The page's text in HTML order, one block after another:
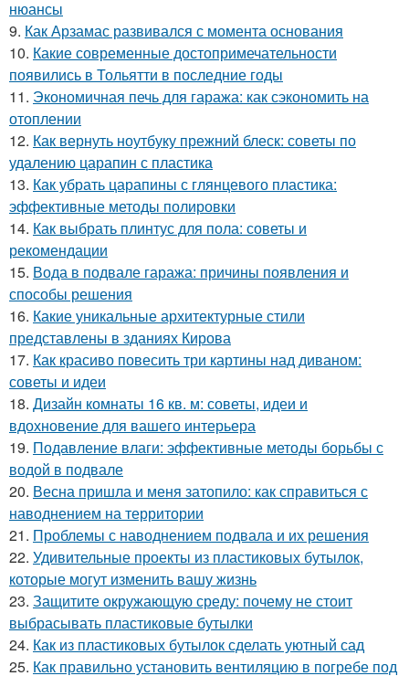
нюансы
9. Как Арзамас развивался с момента основания
10. Какие современные достопримечательности
появились в Тольятти в последние годы
11. Экономичная печь для гаража: как сэкономить на
отоплении
12. Как вернуть ноутбуку прежний блеск: советы по
удалению царапин с пластика
13. Как убрать царапины с глянцевого пластика:
эффективные методы полировки
14. Как выбрать плинтус для пола: советы и
рекомендации
15. Вода в подвале гаража: причины появления и
способы решения
16. Какие уникальные архитектурные стили
представлены в зданиях Кирова
17. Как красиво повесить три картины над диваном:
советы и идеи
18. Дизайн комнаты 16 кв. м: советы, идеи и
вдохновение для вашего интерьера
19. Подавление влаги: эффективные методы борьбы с
водой в подвале
20. Весна пришла и меня затопило: как справиться с
наводнением на территории
21. Проблемы с наводнением подвала и их решения
22. Удивительные проекты из пластиковых бутылок,
которые могут изменить вашу жизнь
23. Защитите окружающую среду: почему не стоит
выбрасывать пластиковые бутылки
24. Как из пластиковых бутылок сделать уютный сад
25. Как правильно установить вентиляцию в погребе под